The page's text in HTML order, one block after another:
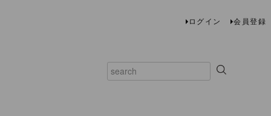
ログイン 会員登録